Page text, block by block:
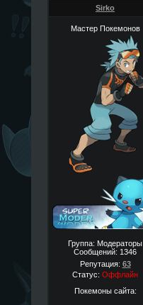
Sirko
Мастер Покемонов
Группа: Модераторы
Сообщений: 1346
Репутация: 63
Статус: Оффлайн
Покемоны сайта: